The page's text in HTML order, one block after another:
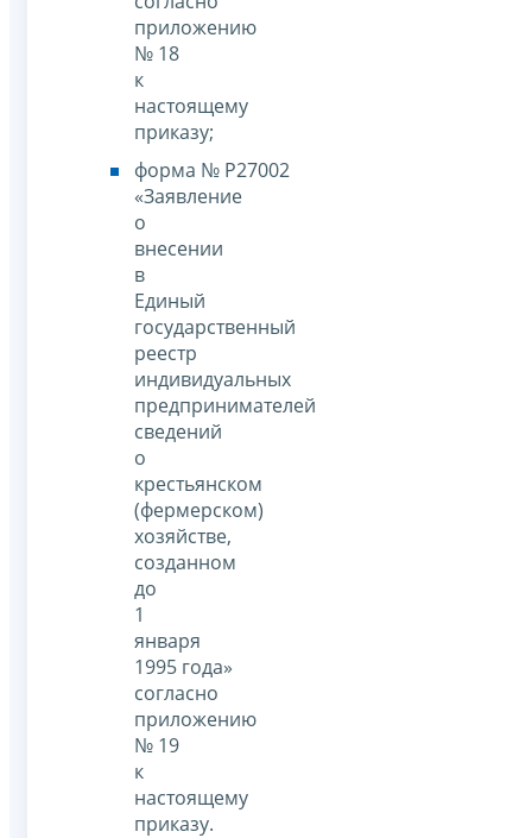
приложению
№ 18
к
настоящему
приказу;
форма № Р27002
«Заявление
о
внесении
в
Единый
государственный
реестр
индивидуальных
предпринимателей
сведений
о
крестьянском
(фермерском)
хозяйстве,
созданном
до
1
января
1995 года»
согласно
приложению
№ 19
к
настоящему
приказу.